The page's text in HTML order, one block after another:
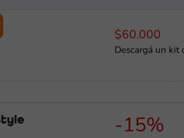
$60.000
Descargá un kit
-15%